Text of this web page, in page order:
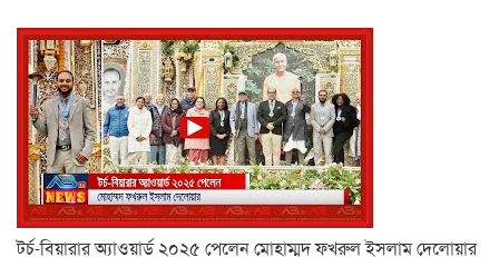
টর্চ-বিয়ারার অ্যাওয়ার্ড ২০২৫ পেলেন মোহাম্মদ ফখরুল ইসলাম দেলোয়ার